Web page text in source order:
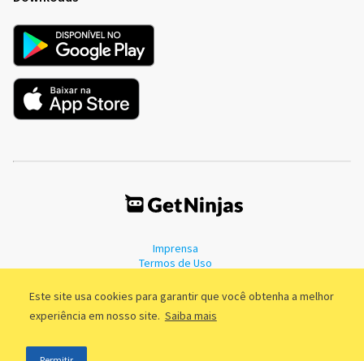
Este site usa cookies para garantir que você obtenha a melhor
experiência em nosso site. Saiba mais
Imprensa
Termos de Uso
©2011 - 2026, GetNinjas LTDA. CNPJ 55.744.877/0001-89 - Rua Dr.